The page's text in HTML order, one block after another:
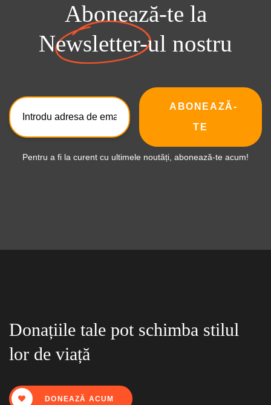
Abonează-te la
Newsletter-ul nostru
ABONEAZĂ-
TE
Pentru a fi la curent cu ultimele noutăți, abonează-te acum!
Donațiile tale pot schimba stilul
lor de viață
DONEAZĂ ACUM